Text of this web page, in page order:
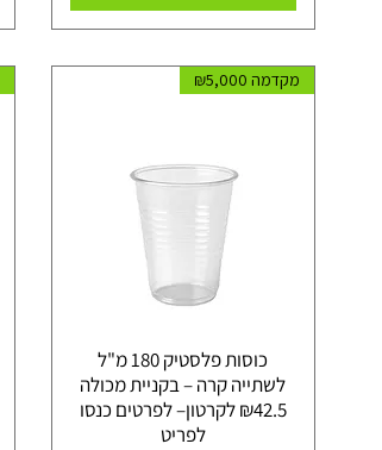
מקדמה ₪5,000
כוסות פלסטיק 180 מ"ל
לשתייה קרה – בקניית מכולה
₪42.5 לקרטון– לפרטים כנסו
לפריט